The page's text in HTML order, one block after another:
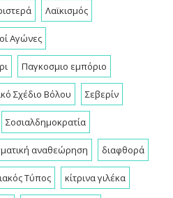
Λαϊκισμός
Αγώνες
Παγκοσμιο εμπόριο
Σχέδιο Βόλου Σεβερίν
Σοσιαλδημοκρατία
αναθεώρηση διαφθορά
Τύπος κίτρινα γιλέκα